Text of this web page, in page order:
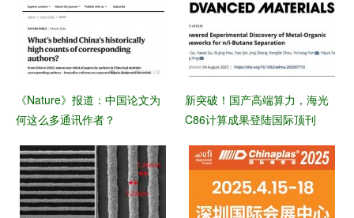
《Nature》报道：中国论文为
何这么多通讯作者？
新突破！国产高端算力，海光
C86计算成果登陆国际顶刊